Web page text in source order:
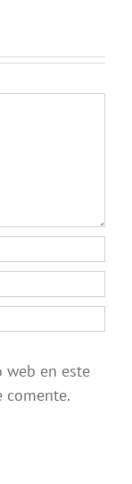
web en este
comente.